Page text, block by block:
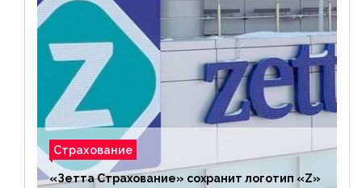
Страхование
«Зетта Страхование» сохранит логотип «Z»